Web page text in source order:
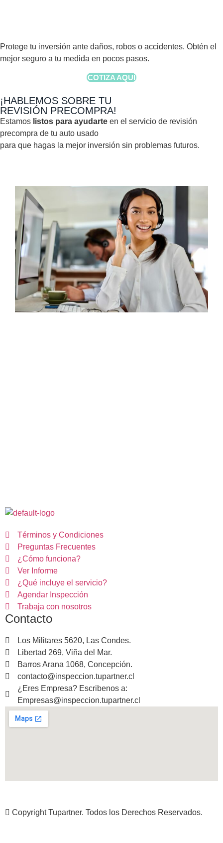
Protege tu inversión ante daños, robos o accidentes. Obtén el
mejor seguro a tu medida en pocos pasos.
COTIZA AQUÍ
¡HABLEMOS SOBRE TU
REVISIÓN PRECOMPRA!
Estamos listos para ayudarte en el servicio de revisión
precompra de tu auto usado
para que hagas la mejor inversión sin problemas futuros.
Términos y Condiciones
Preguntas Frecuentes
¿Cómo funciona?
Ver Informe
¿Qué incluye el servicio?
Agendar Inspección
Trabaja con nosotros
Contacto
Los Militares 5620, Las Condes.
Libertad 269, Viña del Mar.
Barros Arana 1068, Concepción.
contacto@inspeccion.tupartner.cl
¿Eres Empresa? Escribenos a:
Empresas@inspeccion.tupartner.cl
Copyright Tupartner. Todos los Derechos Reservados.